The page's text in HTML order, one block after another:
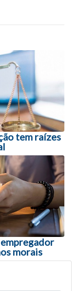
tem raízes
morais